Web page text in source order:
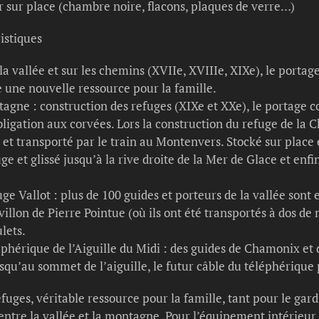
place (chambre noire, flacons, plaques de verre…)
vallée et sur les chemins (XVIIe, XVIIIe, XIXe), le
une nouvelle ressource pour la famille.
: construction des refuges (XIXe et XXe), le portage
aux corvées. Lors la construction du refuge de la
transporté par le train au Montenvers. Stocké sur
et glissé jusqu’à la rive droite de la Mer de Glace et
Vallot : plus de 100 guides et porteurs de la vallée sont
de Pierre Pointue (où ils ont été transportés à dos de
de l’Aiguille du Midi : des guides de Chamonix
sommet de l’aiguille, le futur câble du téléphérique
véritable ressource pour la famille, tant pour le
la vallée et la montagne. Pour l’équipement intérieur